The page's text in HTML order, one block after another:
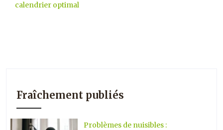
calendrier optimal
Fraîchement publiés
Problèmes de nuisibles :